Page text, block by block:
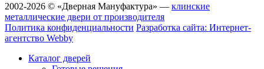
2002-2026 © «Дверная Мануфактура» — клинские
металлические двери от производителя
Политика конфиденциальности Разработка сайта: Интернет-
агентство Webby
Каталог дверей